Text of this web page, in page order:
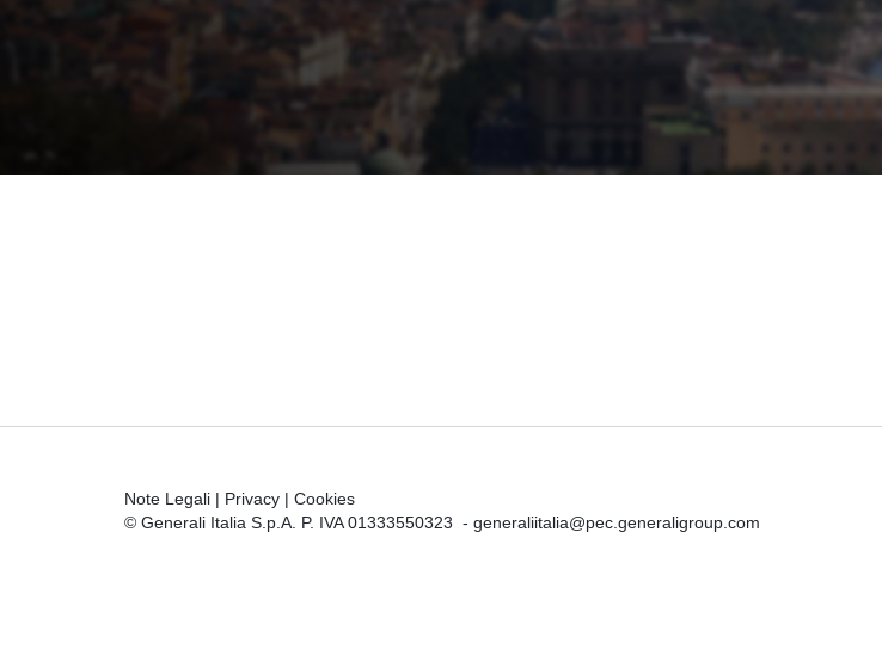
Note Legali | Privacy | Cookies
© Generali Italia S.p.A. P. IVA 01333550323 - generaliitalia@pec.generaligroup.com